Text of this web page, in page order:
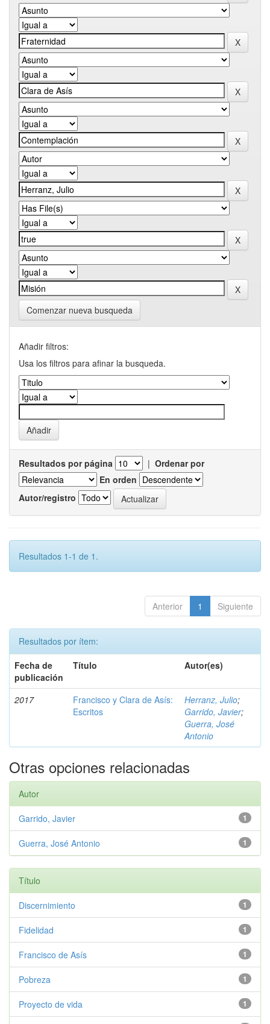
Comenzar nueva busqueda
Añadir filtros:
Usa los filtros para afinar la busqueda.
Resultados por página | Ordenar por
En orden
Autor/registro
Resultados 1-1 de 1.
Anterior 1 Siguiente
Resultados por ítem:
Fecha de
publicación
Título Autor(es)
2017
Francisco y Clara de Asís:
Escritos
Herranz, Julio;
Garrido, Javier;
Guerra, José
Antonio
Otras opciones relacionadas
Autor
1
Garrido, Javier
1
Guerra, José Antonio
Título
1
Discernimiento
1
Fidelidad
1
Francisco de Asís
1
Pobreza
1
Proyecto de vida